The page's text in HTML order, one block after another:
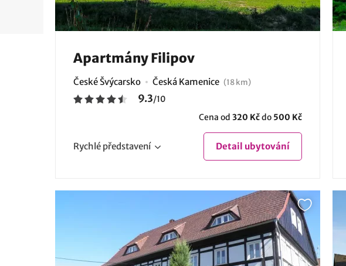
Apartmány Filipov
České Švýcarsko Česká Kamenice (18 km)
9.3/10
Cena od 320 Kčdo 500 Kč
Rychlé představení Detail ubytování